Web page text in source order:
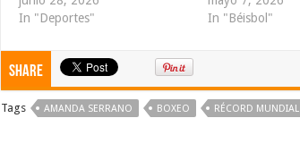
In "Deportes"
In "Béisbol"
Share
Tags AMANDA SERRANO BOXEO RÉCORD MUNDIAL